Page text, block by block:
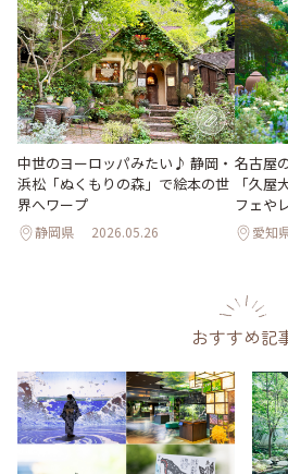
中世のヨーロッパみたい♪ 静岡・
浜松「ぬくもりの森」で絵本の世
界へワープ
静岡県 2026.05.26
名古屋
「久屋
フェや
愛知
おすすめ記